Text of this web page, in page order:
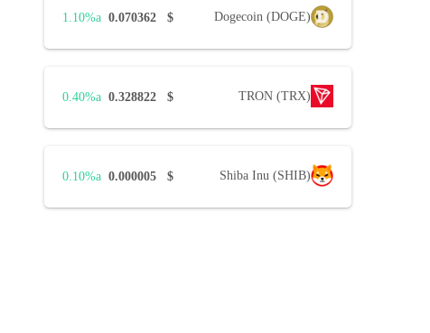
Dogecoin (DOGE)
$
0.070362
1.10%
TRON (TRX)
$
0.328822
0.40%
Shiba Inu (SHIB)
$
0.000005
0.10%